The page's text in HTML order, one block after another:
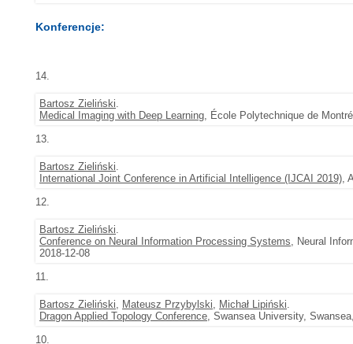
Konferencje:
14.
Bartosz Zieliński.
Medical Imaging with Deep Learning, École Polytechnique de
13.
Bartosz Zieliński.
International Joint Conference in Artificial Intelligence (IJCAI 2019),
12.
Bartosz Zieliński.
Conference on Neural Information Processing Systems, Neural
2018-12-08
11.
Bartosz Zieliński, Mateusz Przybylski, Michał Lipiński.
Dragon Applied Topology Conference, Swansea University,
10.